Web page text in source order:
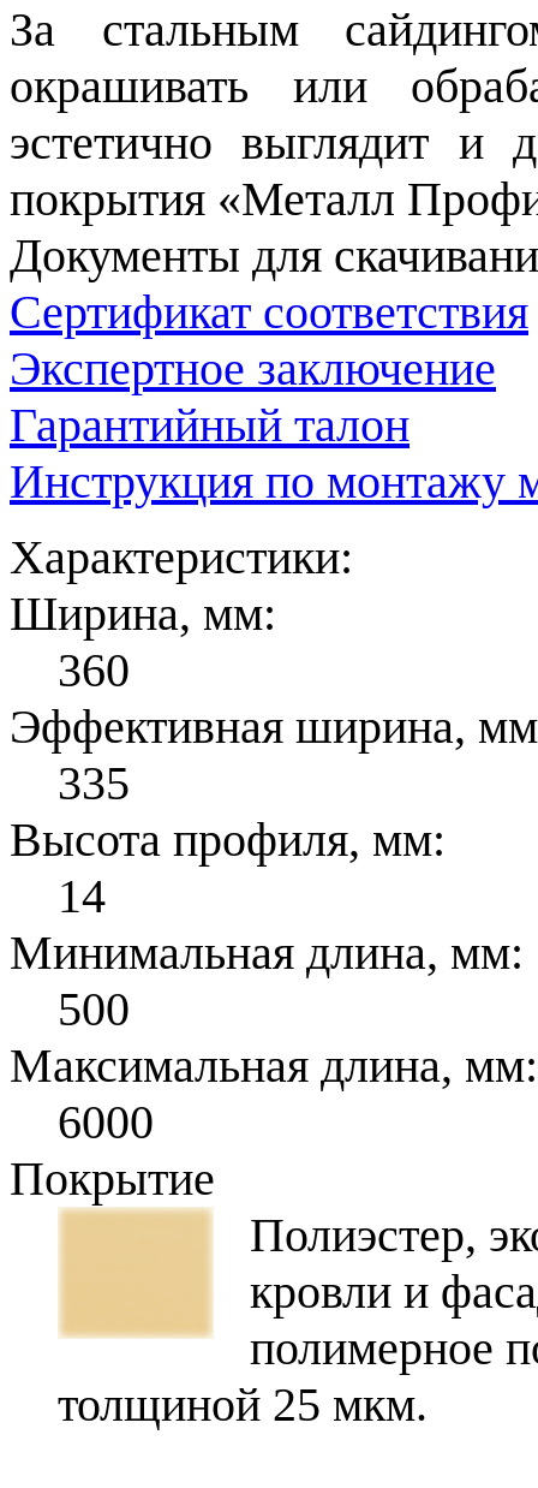
За стальным
окрашивать или
эстетично выглядит и
покрытия «Металл
Документы для
Сертификат соответствия
Экспертное заключение
Гарантийный талон
Инструкция по монтажу
Характеристики:
Ширина, мм:
360
Эффективная ширина,
335
Высота профиля, мм:
14
Минимальная длина, мм:
500
Максимальная длина, мм:
6000
Покрытие
Полиэстер,
кровли и
полимерное
толщиной 25 мкм.